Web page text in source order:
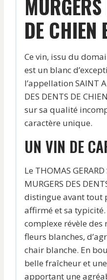
DE CHIEN
Ce vin, issu du
est un blanc
l’appellation SAINT
DES DENTS DE
sur sa qualité
caractère unique.
UN VIN DE
Le THOMAS
MURGERS DES
distingue avant tout
affirmé et sa
complexe révèle des
fleurs blanches,
chair blanche. En
belle fraîcheur et
apportant une